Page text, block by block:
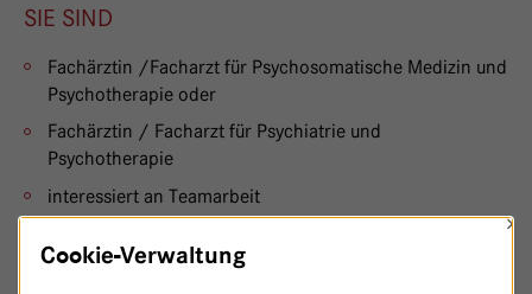
SIE SIND
Fachärztin /Facharzt für Psychosomatische Medizin und
Psychotherapie oder
Fachärztin / Facharzt für Psychiatrie und
Psychotherapie
interessiert an Teamarbeit
Cookie-Verwaltung
×